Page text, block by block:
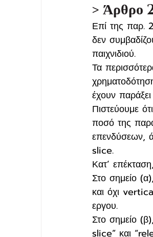
> Άρθρο
Επί της παρ.
δεν
παιχνιδιού.
Τα
έχουν
Πιστεύουμε
ποσό της
επενδύσεων,
slice.
Κατ’
Στο σημείο
και όχι
εργου.
Στο σημείο
slice” και